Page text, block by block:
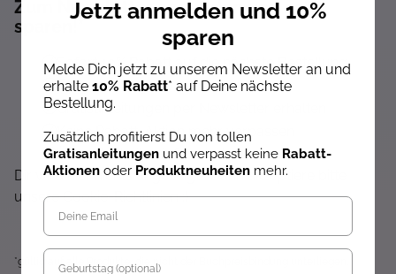
Zum Newsletter anmelden und 10%
sparen!*
Sofort 10% Rabatt auf die nächste Bestellung
Exklusive Angebote erhalten
Gratisanleitungen per Newsletter erhalten
Keine Rabatt-Aktion mehr verpassen
Über Neuheiten informiert werden
Dir wird hier nichts angezeigt? Dann akzeptiere bitte
unsere Cookie-Richtlinien :)
*gültig auf alle Produkte, die nicht der Buchpreisbindung unterliegen.
Jetzt anmelden und 10%
sparen
Melde Dich jetzt zu unserem Newsletter an und
erhalte 10% Rabatt* auf Deine nächste
Bestellung.
Zusätzlich profitierst Du von tollen
Gratisanleitungen und verpasst keine Rabatt-
Aktionen oder Produktneuheiten mehr.
Geburtstag